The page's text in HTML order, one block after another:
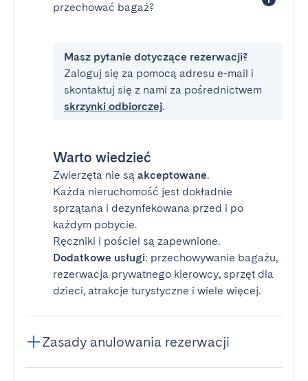
przechować bagaż?
Masz pytanie dotyczące rezerwacji?
Zaloguj się za pomocą adresu e-mail i
skontaktuj się z nami za pośrednictwem
skrzynki odbiorczej.
Warto wiedzieć
Zwierzęta nie są akceptowane.
Każda nieruchomość jest dokładnie
sprzątana i dezynfekowana przed i po
każdym pobycie.
Ręczniki i pościel są zapewnione.
Dodatkowe usługi: przechowywanie bagażu,
rezerwacja prywatnego kierowcy, sprzęt dla
dzieci, atrakcje turystyczne i wiele więcej.
Zasady anulowania rezerwacji